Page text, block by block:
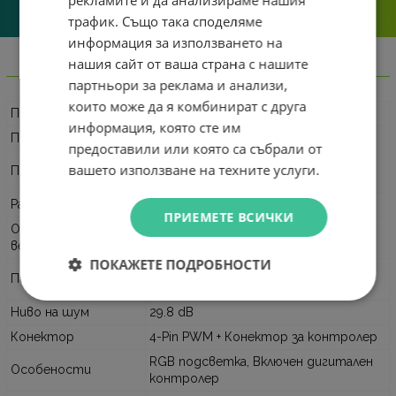
решаваме.
Информация
Производител
Lian-Li
Продуктов код
G99.12CL1W3B.00
Приложение
броя)
Размери
Обороти на
вентилатора
250 - 2200 RPM
Поток на въздуха
131.44 m³/h (приблизително 77.36
Ниво на шум
29.8 dB
Конектор
4-Pin PWM + Конектор за контролер
Особености
RGB подсветка, Включен дигитален
контролер
трафик. Също така споделяме
информация за използването на
нашия сайт от ваша страна с нашите
партньори за реклама и анализи,
които може да я комбинират с друга
информация, която сте им
предоставили или която са събрали от
вашето използване на техните услуги.
ПРИЕМЕТЕ ВСИЧКИ
ПОКАЖЕТЕ ПОДРОБНОСТИ